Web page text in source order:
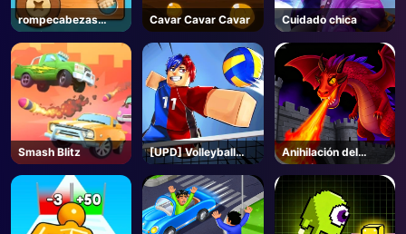
rompecabezas
tornillo
Cavar Cavar Cavar Cuidado chica
Smash Blitz
[UPD] Volleyball
Legends - Roblox
Anihilación del
Dragón